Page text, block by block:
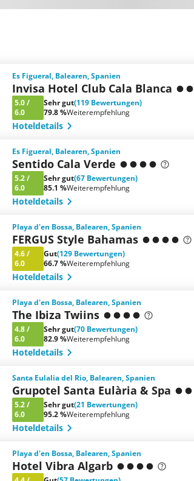
Es Figueral, Balearen, Spanien
Invisa Hotel Club Cala Blanca
5.0/
6.0
Sehr gut(119 Bewertungen)
79.8 %Weiterempfehlung
Hoteldetails
Es Figueral, Balearen, Spanien
Sentido Cala Verde
5.2/
6.0
Sehr gut(67 Bewertungen)
85.1 %Weiterempfehlung
Hoteldetails
Playa d'en Bossa, Balearen, Spanien
FERGUS Style Bahamas
4.6/
6.0
Gut(129 Bewertungen)
66.7 %Weiterempfehlung
Hoteldetails
Playa d'en Bossa, Balearen, Spanien
The Ibiza Twiins
4.8/
6.0
Sehr gut(70 Bewertungen)
82.9 %Weiterempfehlung
Hoteldetails
Santa Eulalia del Rio, Balearen, Spanien
Grupotel Santa Eulària & Spa
5.2/
6.0
Sehr gut(21 Bewertungen)
95.2 %Weiterempfehlung
Hoteldetails
Playa d'en Bossa, Balearen, Spanien
Hotel Vibra Algarb